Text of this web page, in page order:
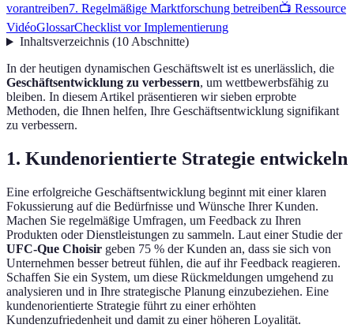
vorantreiben7. Regelmäßige Marktforschung betreiben📺 Ressource
VidéoGlossarChecklist vor Implementierung
Inhaltsverzeichnis(10Abschnitte)
In der heutigen dynamischen Geschäftswelt ist es unerlässlich, die
Geschäftsentwicklung zu verbessern, um wettbewerbsfähig zu
bleiben. In diesem Artikel präsentieren wir sieben erprobte
Methoden, die Ihnen helfen, Ihre Geschäftsentwicklung signifikant
zu verbessern.
1. Kundenorientierte Strategie entwickeln
Eine erfolgreiche Geschäftsentwicklung beginnt mit einer klaren
Fokussierung auf die Bedürfnisse und Wünsche Ihrer Kunden.
Machen Sie regelmäßige Umfragen, um Feedback zu Ihren
Produkten oder Dienstleistungen zu sammeln. Laut einer Studie der
UFC-Que Choisir geben 75 % der Kunden an, dass sie sich von
Unternehmen besser betreut fühlen, die auf ihr Feedback reagieren.
Schaffen Sie ein System, um diese Rückmeldungen umgehend zu
analysieren und in Ihre strategische Planung einzubeziehen. Eine
kundenorientierte Strategie führt zu einer erhöhten
Kundenzufriedenheit und damit zu einer höheren Loyalität.